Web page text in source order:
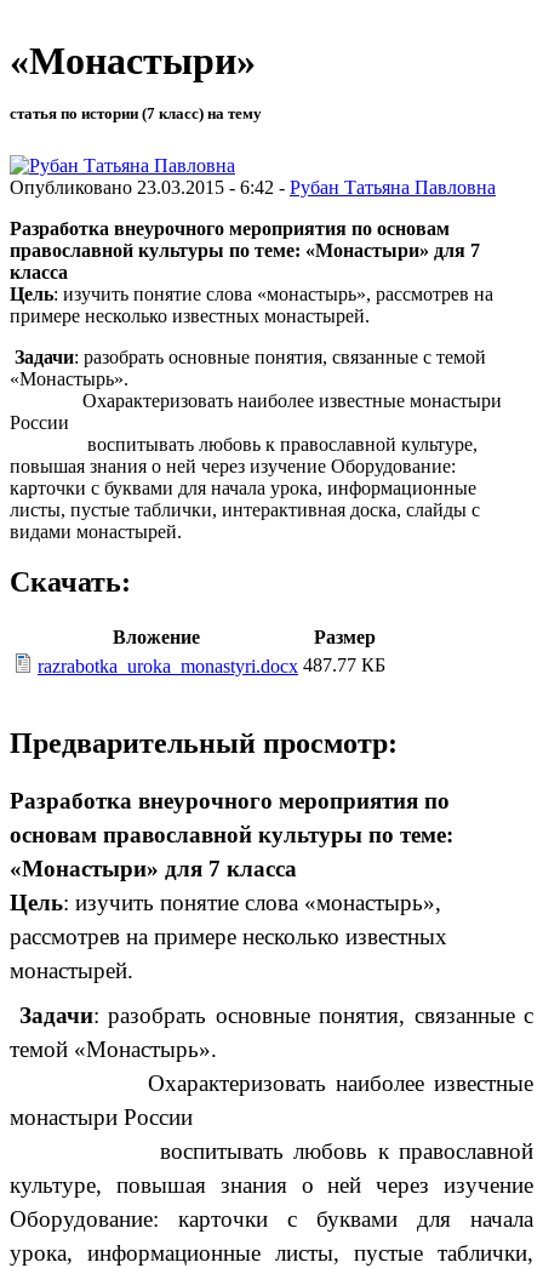
«Монастыри»
статья по истории (7 класс) на тему
Опубликовано 23.03.2015 - 6:42 - Рубан Татьяна Павловна
Разработка внеурочного мероприятия по основам
православной культуры по теме: «Монастыри» для 7
класса
Цель: изучить понятие слова «монастырь», рассмотрев на
примере несколько известных монастырей.
Задачи: разобрать основные понятия, связанные с темой
«Монастырь».
Охарактеризовать наиболее известные монастыри
России
воспитывать любовь к православной культуре,
повышая знания о ней через изучение Оборудование:
карточки с буквами для начала урока, информационные
листы, пустые таблички, интерактивная доска, слайды с
видами монастырей.
Скачать:
Вложение
Размер
razrabotka_uroka_monastyri.docx 487.77 КБ
Предварительный просмотр:
Разработка внеурочного мероприятия по
основам православной культуры по теме:
«Монастыри» для 7 класса
Цель: изучить понятие слова «монастырь»,
рассмотрев на примере несколько известных
монастырей.
Задачи: разобрать основные понятия, связанные с
темой «Монастырь».
Охарактеризовать наиболее известные
монастыри России
воспитывать любовь к православной
культуре, повышая знания о ней через изучение
Оборудование: карточки с буквами для начала
урока, информационные листы, пустые таблички,